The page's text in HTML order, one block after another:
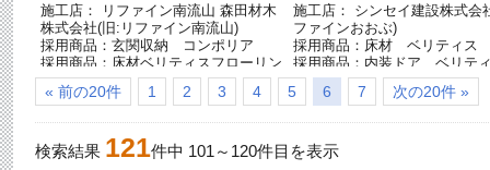
施工店： リファイン南流山 森田材木
株式会社(旧:リファイン南流山)
採用商品：玄関収納 コンポリア
採用商品：床材ベリティスフローリン
グトリプルコート
施工店： シンセイ建設株式会
ファインおおぶ)
採用商品：床材 ベリティス
採用商品：内装ドア ベリテ
« 前の20件 1 2 3 4 5 6 7 次の20件 »
検索結果 121件中 101 ～ 120件目を表示